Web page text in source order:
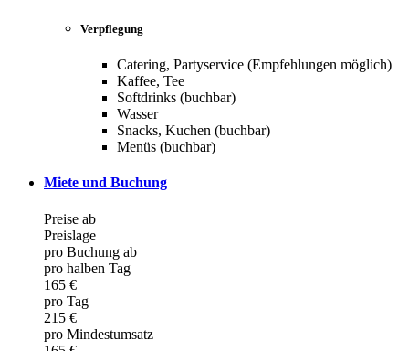
Verpflegung
Catering, Partyservice (Empfehlungen möglich)
Kaffee, Tee
Softdrinks (buchbar)
Wasser
Snacks, Kuchen (buchbar)
Menüs (buchbar)
Miete und Buchung
Preise ab
Preislage
pro Buchung ab
pro halben Tag
165 €
pro Tag
215 €
pro Mindestumsatz